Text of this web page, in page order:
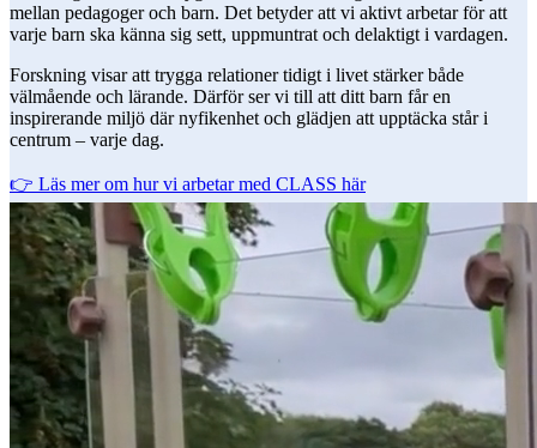
mellan pedagoger och barn. Det betyder att vi aktivt arbetar för att
varje barn ska känna sig sett, uppmuntrat och delaktigt i vardagen.
Forskning visar att trygga relationer tidigt i livet stärker både
välmående och lärande. Därför ser vi till att ditt barn får en
inspirerande miljö där nyfikenhet och glädjen att upptäcka står i
centrum – varje dag.
👉 Läs mer om hur vi arbetar med CLASS här